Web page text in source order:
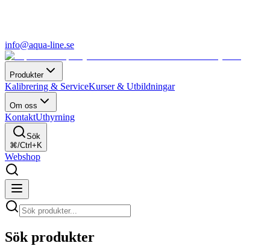
info@aqua-line.se
Produkter
Kalibrering & ServiceKurser & Utbildningar
Om oss
KontaktUthyrning
Sök
⌘/Ctrl+K
Webshop
Sök produkter